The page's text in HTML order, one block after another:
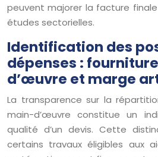
peuvent majorer la facture
études sectorielles.
Identification des
dépenses :
d’œuvre et marge
La transparence sur la
main-d’œuvre constitue un
qualité d’un devis. Cette
certains travaux éligibles aux